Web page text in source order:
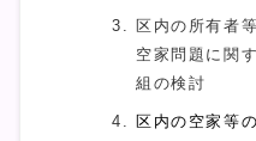
区内の所有者
空家問題に関
組の検討
区内の空家等